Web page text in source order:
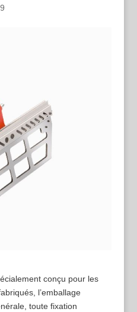
conçu pour les
l’emballage
toute fixation